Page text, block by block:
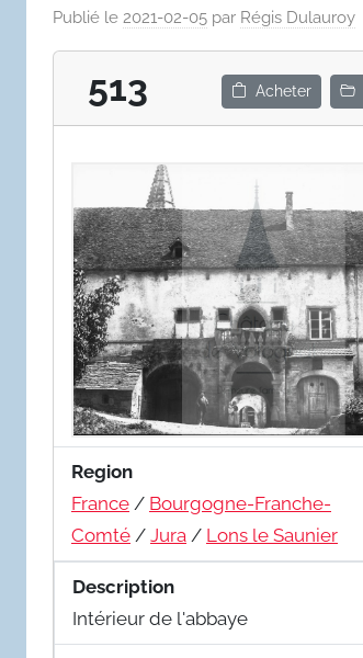
Publié le 2021-02-05 par Régis Dulauroy
513 Acheter
Region
France / Bourgogne-Franche-
Comté / Jura / Lons le Saunier
Description
Intérieur de l'abbaye